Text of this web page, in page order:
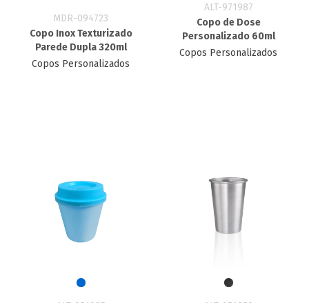
MDR-094723
Copo Inox Texturizado
Parede Dupla 320ml
Copos Personalizados
ALT-971987
Copo de Dose
Personalizado 60ml
Copos Personalizados